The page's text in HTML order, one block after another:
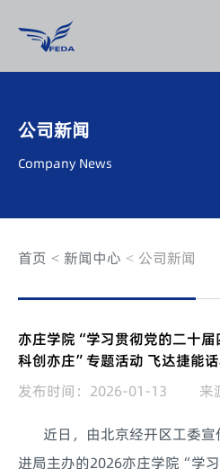
公司新闻
Company News
首页 新闻中心 公司新闻
亦庄学院“学习贯彻党的二十
科创亦庄”专题活动 飞达捷能
发布时间：2026-01-13
来
近日，由北京经开区工委宣
进局主办的2026亦庄学院“学